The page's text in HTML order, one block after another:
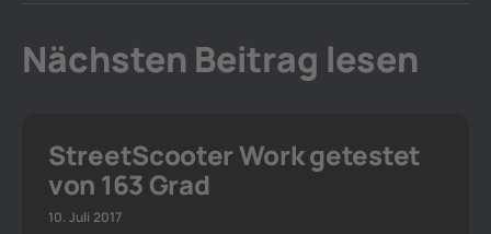
Nächsten Beitrag lesen
StreetScooter Work getestet
von 163 Grad
10. Juli 2017